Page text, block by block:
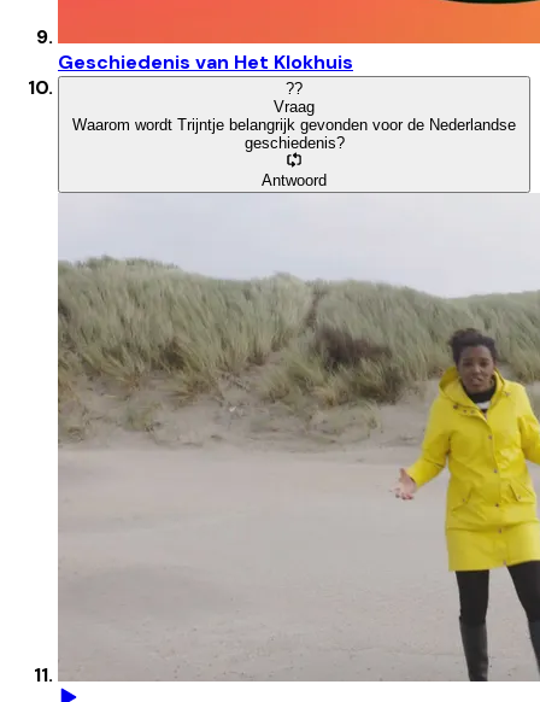
Geschiedenis van Het Klokhuis
??
Vraag
Waarom wordt Trijntje belangrijk gevonden voor de Nederlandse
geschiedenis?
Antwoord